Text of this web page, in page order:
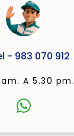
- 983 070 912
A 5.30 pm.